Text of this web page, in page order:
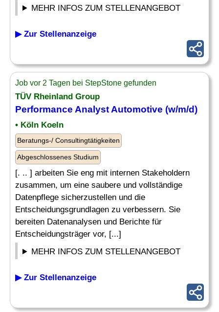
MEHR INFOS ZUM STELLENANGEBOT
▶ Zur Stellenanzeige
Job vor 2 Tagen bei StepStone gefunden
TÜV Rheinland Group
Performance Analyst Automotive (w/m/d)
• Köln Koeln
Beratungs-/ Consultingtätigkeiten
Abgeschlossenes Studium
[. .. ] arbeiten Sie eng mit internen Stakeholdern
zusammen, um eine saubere und vollständige
Datenpflege sicherzustellen und die
Entscheidungsgrundlagen zu verbessern. Sie
bereiten Datenanalysen und Berichte für
Entscheidungsträger vor, [...]
MEHR INFOS ZUM STELLENANGEBOT
▶ Zur Stellenanzeige